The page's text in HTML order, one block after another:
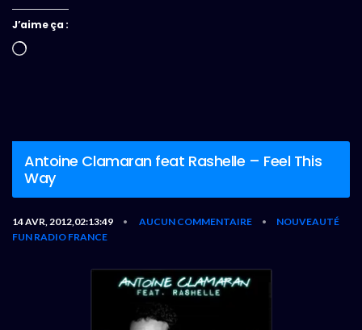
J’aime ça :
Chargement…
Antoine Clamaran feat Rashelle – Feel This
Way
14 AVR, 2012,02:13:49 • AUCUN COMMENTAIRE •
NOUVEAUTÉ
FUN RADIO FRANCE